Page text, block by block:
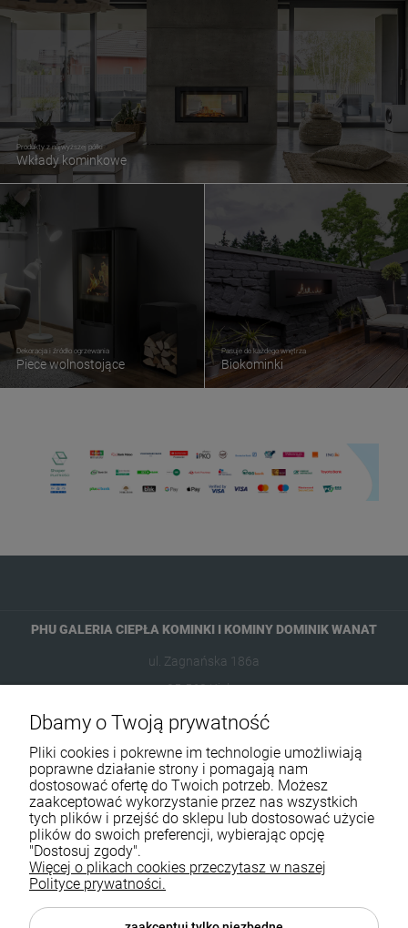
Produkty z najwyższej półki
Wkłady kominkowe
Dekoracja i źródło ogrzewania
Piece wolnostojące
Pasuje do każdego wnętrza
Biokominki
PHU GALERIA CIEPŁA KOMINKI I KOMINY DOMINIK WANAT
ul. Zagnańska 186a
25-563 Kielce
601954074
biuro@ikominki.pl
Pomoc
Płatności i dostawa
Informacje
Dbamy o Twoją prywatność
Pliki cookies i pokrewne im technologie umożliwiają
poprawne działanie strony i pomagają nam
dostosować ofertę do Twoich potrzeb. Możesz
zaakceptować wykorzystanie przez nas wszystkich
tych plików i przejść do sklepu lub dostosować użycie
plików do swoich preferencji, wybierając opcję
"Dostosuj zgody".
Więcej o plikach cookies przeczytasz w naszej
Polityce prywatności.